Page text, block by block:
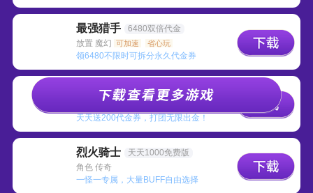
最强猎手
6480双倍代金
放置 魔幻 可加速 省心玩
领6480不限时可拆分永久代金券
战斗法则
3.5折天天送200
天天送200代金券，打团无限出金！
烈火骑士
天天1000免费版
角色 传奇
一怪一专属，大量BUFF自由选择